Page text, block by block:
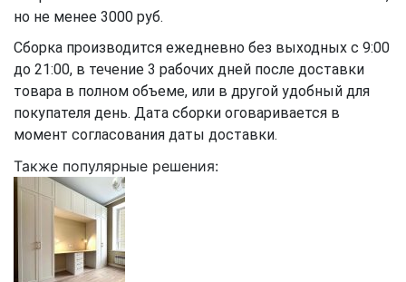
но не менее 3000 руб.
Сборка производится ежедневно без выходных с 9:00
до 21:00, в течение 3 рабочих дней после доставки
товара в полном объеме, или в другой удобный для
покупателя день. Дата сборки оговаривается в
момент согласования даты доставки.
Также популярные решения: